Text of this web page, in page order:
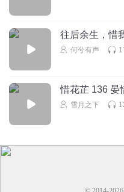
2016-10-03
往后余生，惜
何兮有声
惜花芷 136 晏
雪月之下